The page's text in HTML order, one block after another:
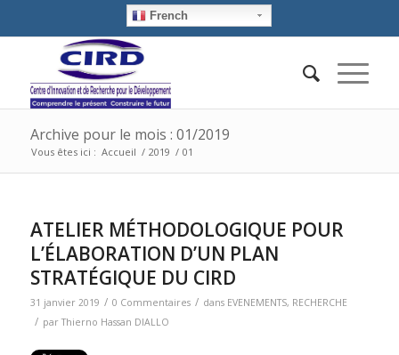
French
Archive pour le mois : 01/2019
Vous êtes ici : Accueil / 2019 / 01
ATELIER MÉTHODOLOGIQUE POUR
L’ÉLABORATION D’UN PLAN
STRATÉGIQUE DU CIRD
31 janvier 2019 / 0 Commentaires / dans EVENEMENTS, RECHERCHE
/ parThierno Hassan DIALLO